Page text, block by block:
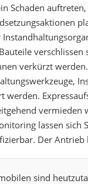
Schaden
verkürzt werden.
werden.
vermieden
lassen sich
Der
sind